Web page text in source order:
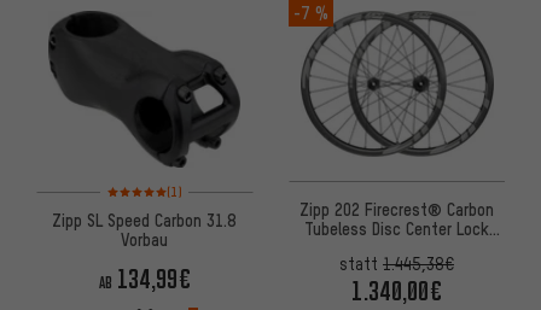
Bewertungen: 5 von 5 basierend auf 1 Bewertungen
(1)
Zipp SL Speed Carbon 31.8
Vorbau
AB 134,99€
-7 %
Zipp 202 Firecrest® Carbon
Tubeless Disc Center Lock
statt 1.445,38€
1.340,00€